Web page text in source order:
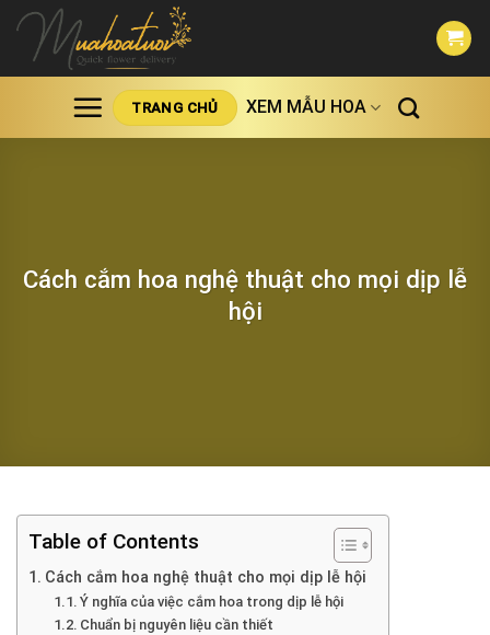
Skip
content
TRANG CHỦ XEM MẪU HOA
Cách cắm hoa nghệ thuật cho mọi dịp lễ
hội
Table of Contents
Cách cắm hoa nghệ thuật cho mọi dịp lễ hội
Ý nghĩa của việc cắm hoa trong dịp lễ hội
Chuẩn bị nguyên liệu cần thiết